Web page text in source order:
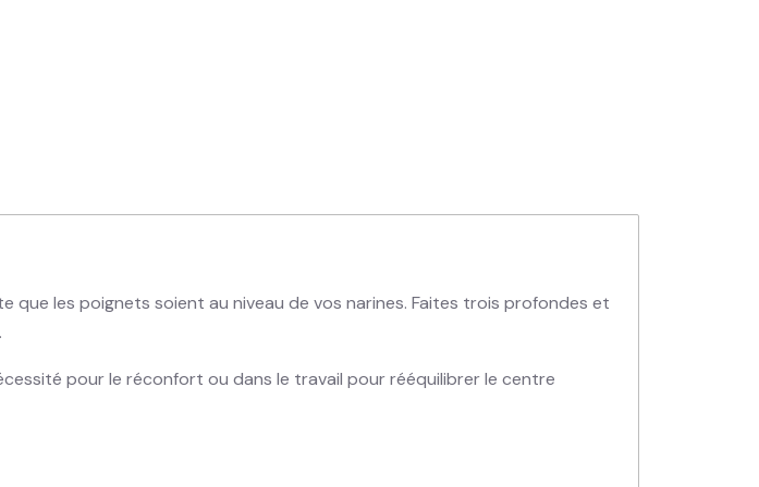
que les poignets soient au niveau de vos narines. Faites trois profondes et
pour le réconfort ou dans le travail pour rééquilibrer le centre